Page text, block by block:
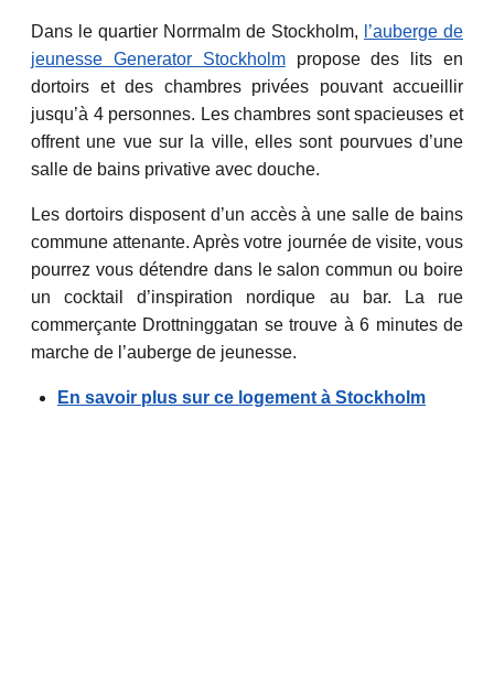
Dans le quartier Norrmalm de Stockholm,
l’auberge de
jeunesse Generator Stockholmpropose des lits en
dortoirs et des chambres privées pouvant accueillir
jusqu’à 4 personnes. Les chambres sont spacieuses et
offrent une vue sur la ville, elles sont pourvues d’une
salle de bains privative avec douche.
Les dortoirs disposent d’un accès à une salle de bains
commune attenante. Après votre journée de visite, vous
pourrez vous détendre dans le salon commun ou boire
un cocktail d’inspiration nordique au bar. La rue
commerçante Drottninggatan se trouve à 6 minutes de
marche de l’auberge de jeunesse.
En savoir plus sur ce logement à Stockholm